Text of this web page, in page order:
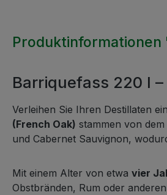
Produktinformationen
Barriquefass 220 l
Verleihen Sie Ihren Destillaten
(French Oak) stammen von
und Cabernet Sauvignon,
Mit einem Alter von etwa vier
Obstbränden, Rum oder